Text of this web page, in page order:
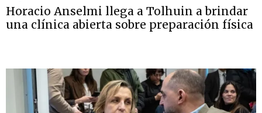
Horacio Anselmi llega a Tolhuin a brindar
una clínica abierta sobre preparación física